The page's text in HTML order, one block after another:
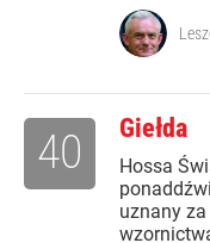
Giełda
Hossa
uznany
40